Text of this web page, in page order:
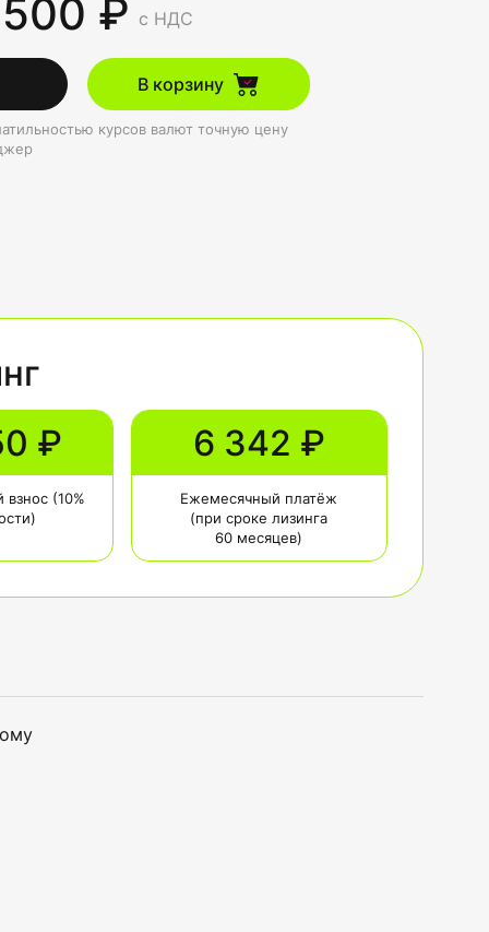
₽ с НДС
В корзину
курсов валют точную цену
₽
взнос (10%
6 342 ₽
Ежемесячный платёж
(при сроке лизинга
60 месяцев)